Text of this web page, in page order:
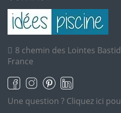
8 chemin des Lointes
France
Une question ? Cliquez ici